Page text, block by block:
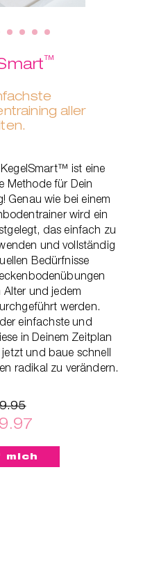
™
aller
ist eine
Methode für Dein
Genau wie bei einem
wird ein
das einfach zu
und vollständig
Bedürfnisse
Alter und jedem
werden.
einfachste und
in Deinem Zeitplan
und baue schnell
radikal zu verändern.